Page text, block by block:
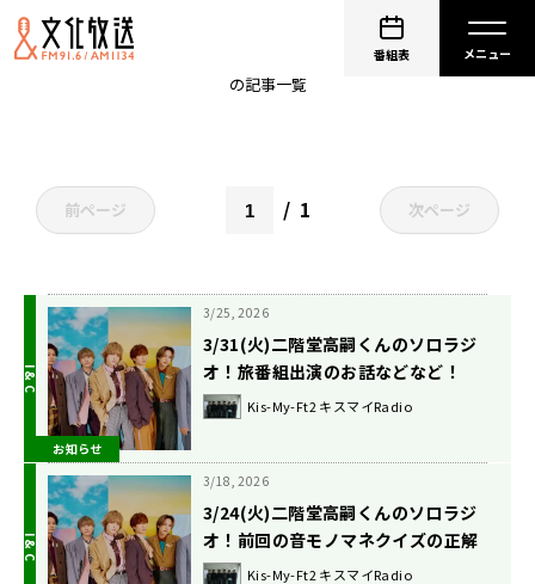
番組表
の記事一覧
前ページ 1 次ページ
お知らせ
3/25, 2026
3/31(火)二階堂高嗣くんのソロラジ
オ！旅番組出演のお話などなど！
Kis-My-Ft2 キスマイRadio
3/18, 2026
3/24(火)二階堂高嗣くんのソロラジ
オ！前回の音モノマネクイズの正解
発表！Kis-My-Ft2 キスマイRadio